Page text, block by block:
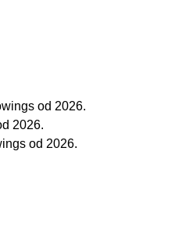
od 2026.
2026.
od 2026.